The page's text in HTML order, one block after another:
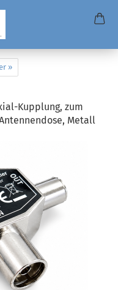
»
Kupplung, zum
Metall